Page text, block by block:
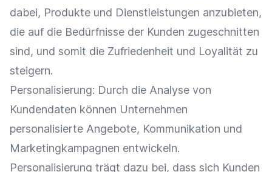
dabei, Produkte und Dienstleistungen anzubieten,
die auf die Bedürfnisse der Kunden zugeschnitten
sind, und somit die Zufriedenheit und Loyalität zu
steigern.
Personalisierung: Durch die Analyse von
Kundendaten können Unternehmen
personalisierte Angebote, Kommunikation und
Marketingkampagnen entwickeln.
Personalisierung trägt dazu bei, dass sich Kunden